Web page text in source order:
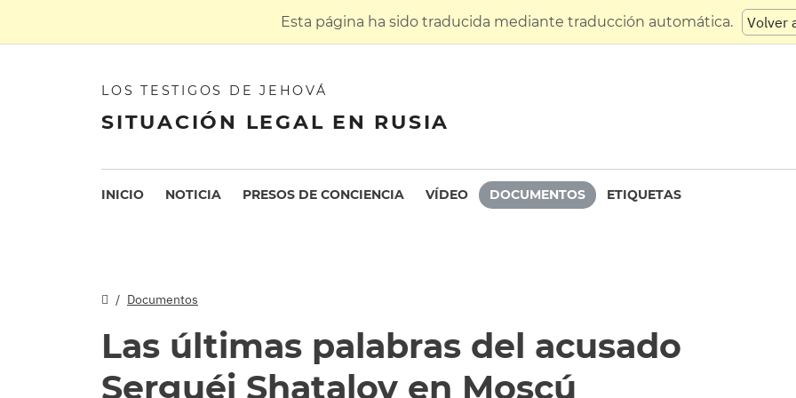
Esta página ha sido traducida mediante traducción automática. Volver
LOS TESTIGOS DE JEHOVÁ
SITUACIÓN LEGAL EN RUSIA
INICIO NOTICIA PRESOS DE CONCIENCIA VÍDEO DOCUMENTOS ETIQUETAS
Documentos
Las últimas palabras del acusado
Serguéi Shatalov en Moscú